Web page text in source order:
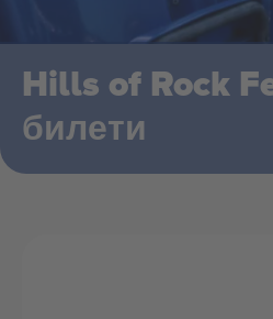
Hills of Rock
билети